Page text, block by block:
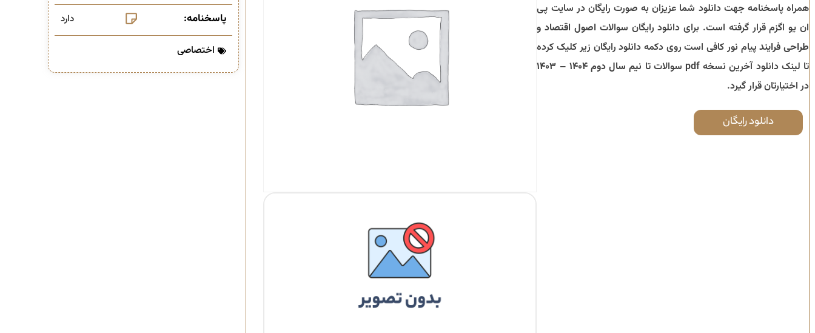
همراه پاسخنامه جهت دانلود شما عزیزان به صورت رایگان در سایت پی
ان یو اگزم قرار گرفته است. برای دانلود رایگان سوالات اصول اقتصاد و
طراحی فرایندپیام نور کافی است روی دکمه دانلود رایگان زیر کلیک کرده
تا لینک دانلود آخرین نسخه pdf سوالات تا
نیم سال دوم ۱۴۰۴ – ۱۴۰۳
در اختیارتان قرار گیرد.
دانلود رایگان
پاسخنامه: دارد
اختصاصی